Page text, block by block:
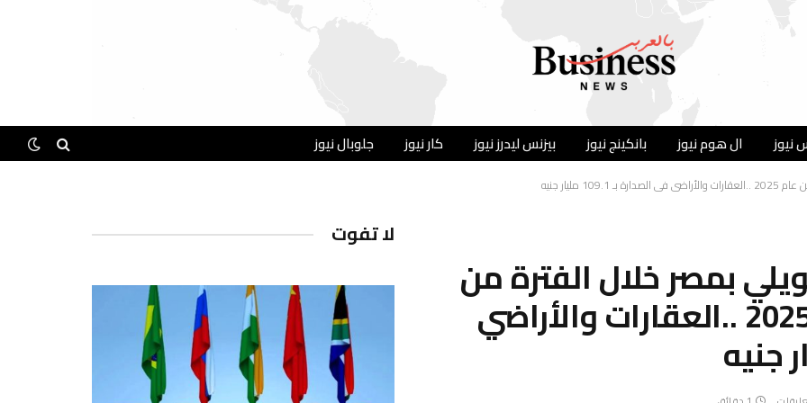
نيوز ال هوم نيوز بانكينج نيوز بيزنس ليدرز نيوز كار نيوز جلوبال نيوز
جنيه
بمصر خلال الفترة من
يناير إلى أكتوبر من عام 2025 ..العقارات والأراضي
لا تفوت